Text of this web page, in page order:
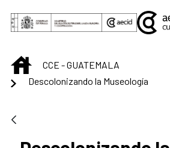
Saltar al contenido principal
INICIOCCE - GUATEMALA
Descolonizando la Museología